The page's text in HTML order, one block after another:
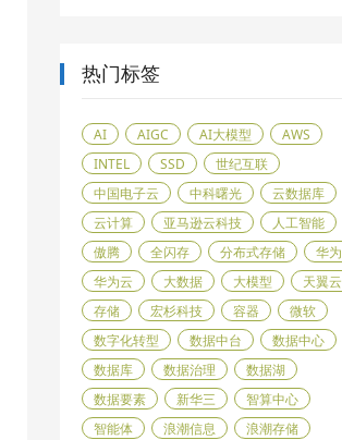
热门标签
AI AIGC AI大模型
AWS
INTEL
SSD
世纪互联
中国电子云
中科曙光
云数据库
云计算
亚马逊云科技
人工智能
傲腾
全闪存 分布式存储
华为
华为云
大数据 大模型
天翼云
存储
宏杉科技 容器
微软
数字化转型
数据中台
数据中心
数据库
数据治理
数据湖
数据要素
新华三
智算中心
智能体
浪潮信息
浪潮存储